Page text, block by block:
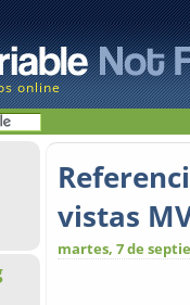
online
vistas
martes, 7 de